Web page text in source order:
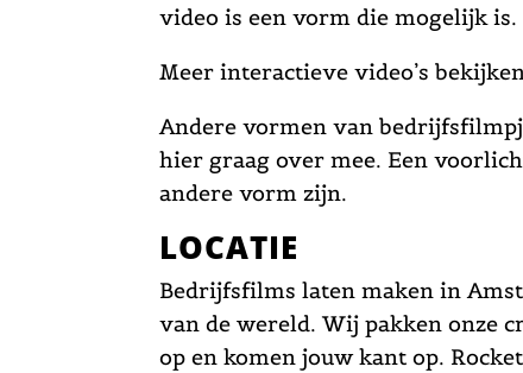
video is een vorm die mogelijk is.
Meer interactieve video’s
Andere vormen van
hier graag over mee. Een
andere vorm zijn.
LOCATIE
Bedrijfsfilms laten maken in
van de wereld. Wij pakken onze
op en komen jouw kant op.